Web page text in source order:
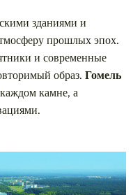
зданиями и
прошлых эпох.
и современные
образ. Гомель
камне, а